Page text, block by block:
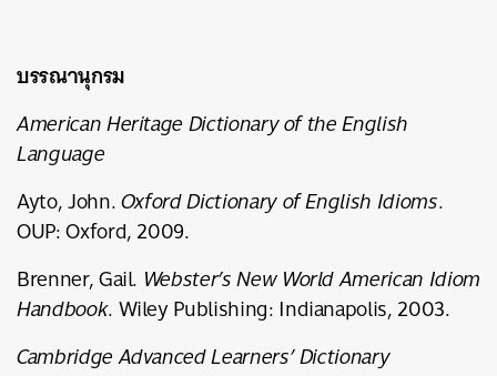
บรรณานุกรม
American Heritage Dictionary of the English
Language
Ayto, John.Oxford Dictionary of English Idioms.
OUP: Oxford, 2009.
Brenner, Gail. Webster’s New World American Idiom
Handbook. Wiley Publishing: Indianapolis, 2003.
Cambridge Advanced Learners’ Dictionary